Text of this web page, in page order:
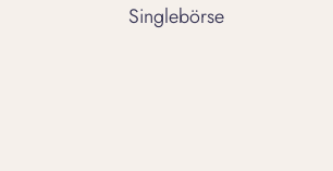
Singlebörse